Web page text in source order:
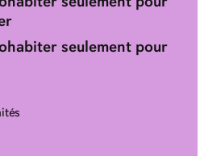
seulement pour